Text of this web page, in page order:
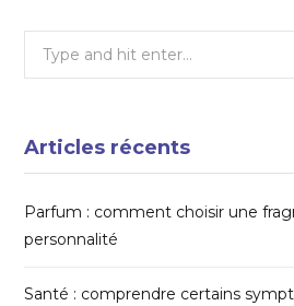
Search
Articles récents
Parfum : comment choisir une
personnalité
Santé : comprendre certains